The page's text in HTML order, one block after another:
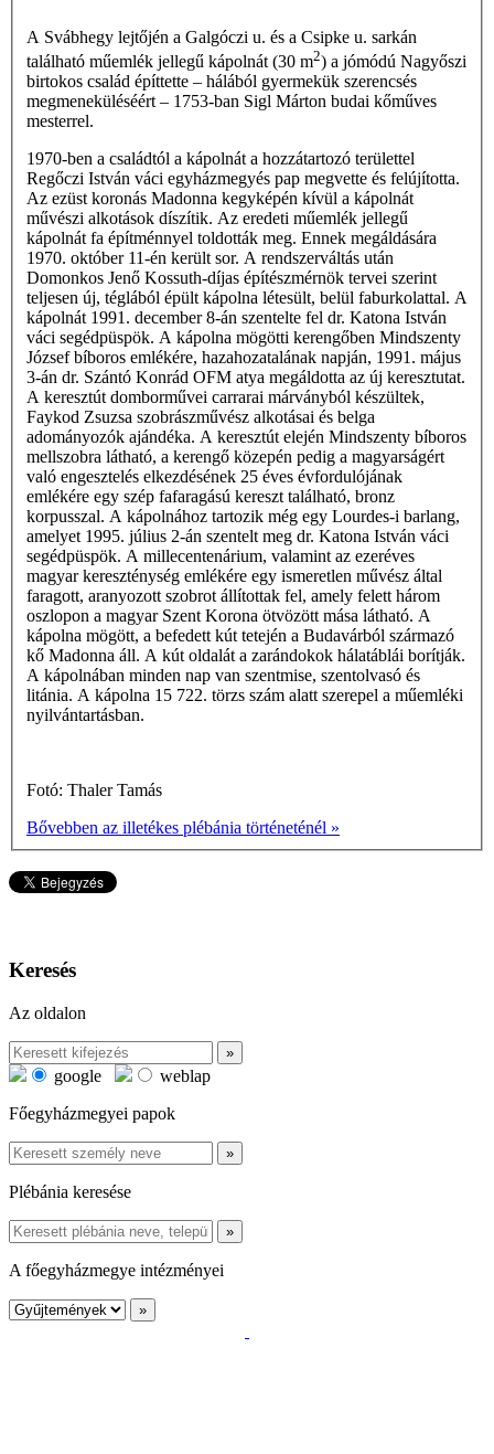
A Svábhegy lejtőjén a Galgóczi u. és a Csipke u. sarkán
található műemlék jellegű kápolnát (30 m2) a jómódú Nagyőszi
birtokos család építtette – hálából gyermekük szerencsés
megmeneküléséért – 1753-ban Sigl Márton budai kőműves
mesterrel.
1970-ben a családtól a kápolnát a hozzátartozó területtel
Regőczi István váci egyházmegyés pap megvette és felújította.
Az ezüst koronás Madonna kegyképén kívül a kápolnát
művészi alkotások díszítik. Az eredeti műemlék jellegű
kápolnát fa építménnyel toldották meg. Ennek megáldására
1970. októ­ber 11-én került sor. A rendszerváltás után
Domonkos Jenő Kossuth-díjas építészmérnök tervei szerint
teljesen új, téglából épült kápolna létesült, belül faburkolattal. A
kápolnát 1991. december 8-án szentelte fel dr. Katona István
váci segédpüspök. A kápolna mögötti kerengőben Mindszenty
József bíboros emlékére, hazahozatalának napján, 1991. május
3-án dr. Szántó Konrád OFM atya megáldotta az új keresztutat.
A keresztút domborművei carrarai márványból készültek,
Faykod Zsuzsa szobrászművész alkotásai és belga
adományozók ajándéka. A keresztút elején Mindszenty bíboros
mellszobra látható, a kerengő közepén pedig a magyarságért
való engesztelés elkezdésének 25 éves évfordulójának
emlékére egy szép fafaragású kereszt található, bronz
korpusszal. A kápolnához tartozik még egy Lourdes-i barlang,
amelyet 1995. július 2-án szentelt meg dr. Katona István váci
segédpüspök. A millecentenárium, valamint az ezeréves
magyar kereszténység emlékére egy ismeretlen művész által
faragott, aranyozott szobrot állítottak fel, amely felett három
oszlopon a magyar Szent Korona ötvözött mása látható. A
kápolna mögött, a befedett kút tetején a Budavárból származó
kő Madonna áll. A kút oldalát a zarándokok hálatáblái borítják.
A kápolnában minden nap van szentmise, szentolvasó és
litánia. A kápolna 15 722. törzs­ szám alatt szerepel a műemléki
nyilvántartásban.
Fotó: Thaler Tamás
Bővebben az illetékes plébánia történeténél »
Keresés
Az oldalon
google
weblap
Főegyházmegyei papok
Plébánia keresése
A főegyházmegye intézményei